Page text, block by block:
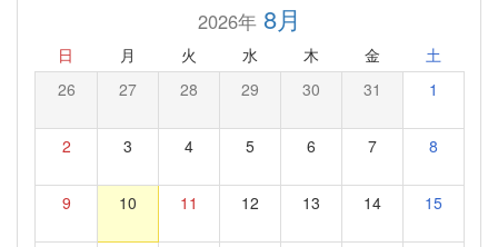
2026年8月
日 月 火 水 木 金 土
26 27 28 29 30 31 1
2 3 4 5 6 7 8
9 10 11 12 13 14 15